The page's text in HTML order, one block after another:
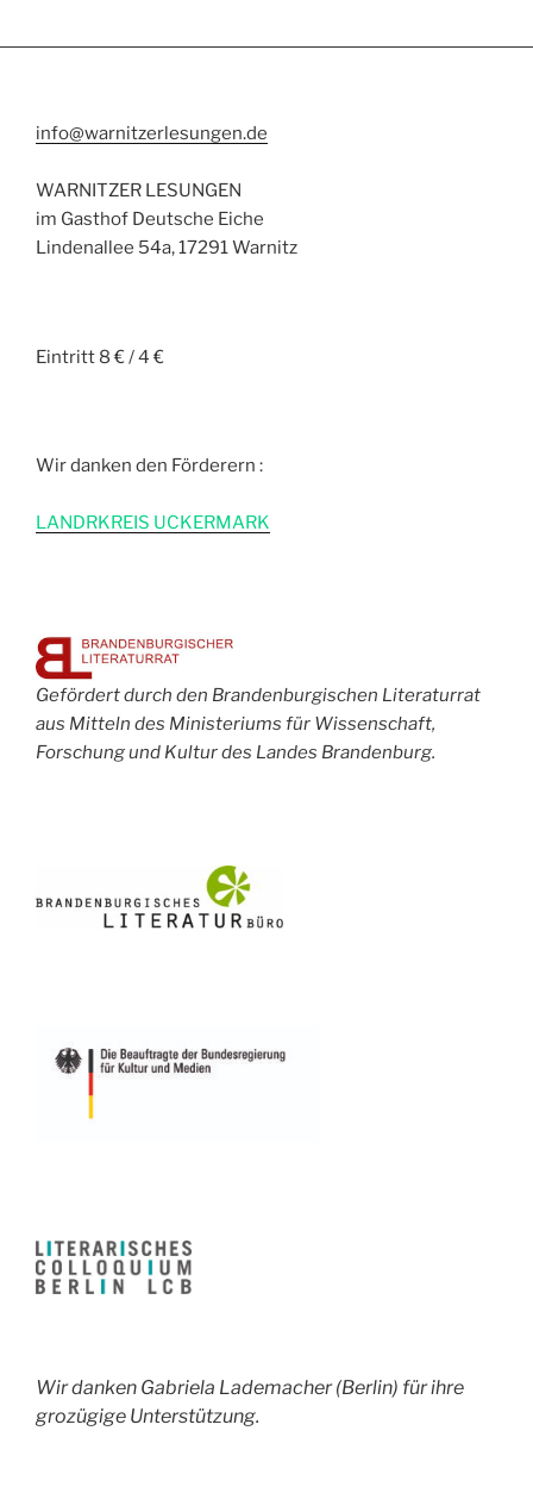
info@warnitzerlesungen.de
WARNITZER LESUNGEN
im Gasthof Deutsche Eiche
Lindenallee 54a, 17291 Warnitz
Eintritt 8 € / 4 €
Wir danken den Förderern :
LANDRKREIS UCKERMARK
Gefördert durch den Brandenburgischen Literaturrat
aus Mitteln des Ministeriums für Wissenschaft,
Forschung und Kultur des Landes Brandenburg.
Wir danken Gabriela Lademacher (Berlin) für ihre
grozügige Unterstützung.